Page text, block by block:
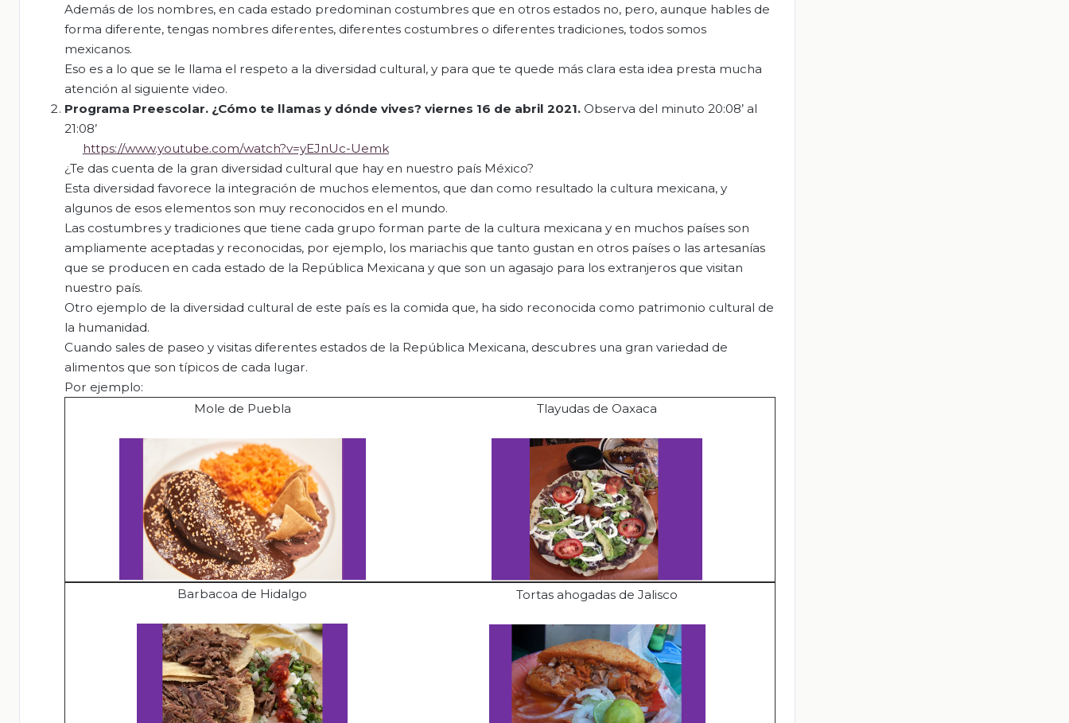
Además de los nombres, en cada estado predominan costumbres que en otros estados no, pero, aunque hables de
forma diferente, tengas nombres diferentes, diferentes costumbres o diferentes tradiciones, todos somos
mexicanos.
Eso es a lo que se le llama el respeto a la diversidad cultural, y para que te quede más clara esta idea presta mucha
atención al siguiente video.
Programa Preescolar. ¿Cómo te llamas y dónde vives? viernes 16 de abril 2021. Observa del minuto 20:08’ al
21:08’
https://www.youtube.com/watch?v=yEJnUc-Uemk
¿Te das cuenta de la gran diversidad cultural que hay en nuestro país México?
Esta diversidad favorece la integración de muchos elementos, que dan como resultado la cultura mexicana, y
algunos de esos elementos son muy reconocidos en el mundo.
Las costumbres y tradiciones que tiene cada grupo forman parte de la cultura mexicana y en muchos países son
ampliamente aceptadas y reconocidas, por ejemplo, los mariachis que tanto gustan en otros países o las artesanías
que se producen en cada estado de la República Mexicana y que son un agasajo para los extranjeros que visitan
nuestro país.
Otro ejemplo de la diversidad cultural de este país es la comida que, ha sido reconocida como patrimonio cultural de
la humanidad.
Cuando sales de paseo y visitas diferentes estados de la República Mexicana, descubres una gran variedad de
alimentos que son típicos de cada lugar.
Por ejemplo:
Mole de Puebla
Tlayudas de Oaxaca
Barbacoa de Hidalgo Tortas ahogadas de Jalisco